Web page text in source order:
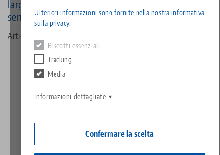
Ulteriori informazioni sono fornite nella nostra informativa
sulla privacy.
Biscotti essenziali
Tracking
Media
Informazioni dettagliate
Confermare la scelta
Servizi
Quicklinks
Search
Download
Downloads
Contatto
larghezza delle ganasce 125 mm, campo di
serraggio 0 - 205 mm
Articolo n. 48205-125